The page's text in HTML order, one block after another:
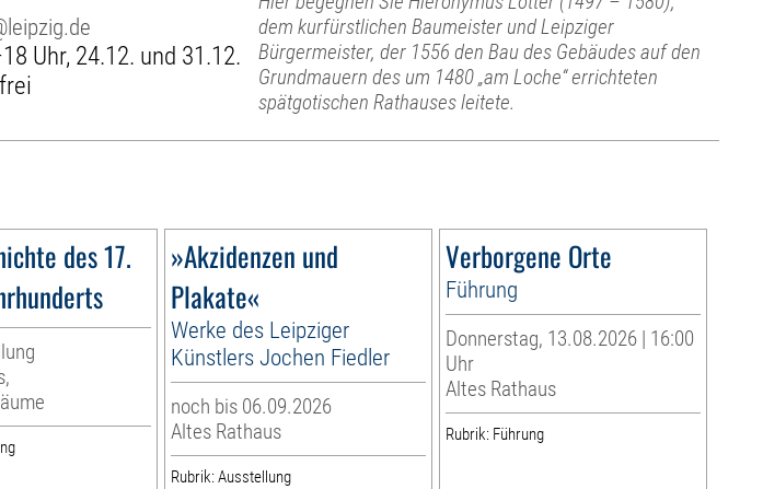
Uhr, 24.12. und 31.12.
dem kurfürstlichen Baumeister und Leipziger
Bürgermeister, der 1556 den Bau des Gebäudes auf den
Grundmauern des um 1480 „am Loche“ errichteten
spätgotischen Rathauses leitete.
des 17.
»Akzidenzen und
Plakate«
Werke des Leipziger
Künstlers Jochen Fiedler
noch bis 06.09.2026
Altes Rathaus
Rubrik: Ausstellung
Verborgene Orte
Führung
Donnerstag, 13.08.2026 | 16:00
Uhr
Altes Rathaus
Rubrik: Führung